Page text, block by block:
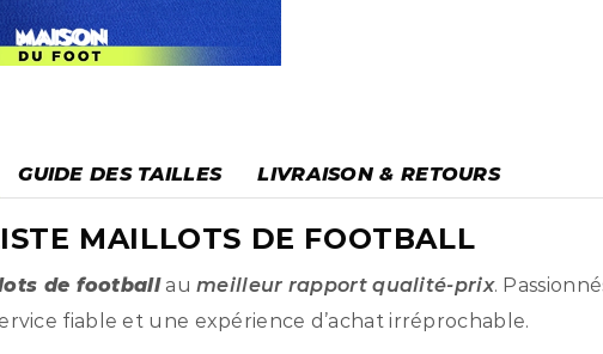
GUIDE DES TAILLES LIVRAISON & RETOURS
MAILLOTS DE FOOTBALL
de footballaumeilleur rapport qualité-prix.
fiable et une expérience d’achat irréprochable.